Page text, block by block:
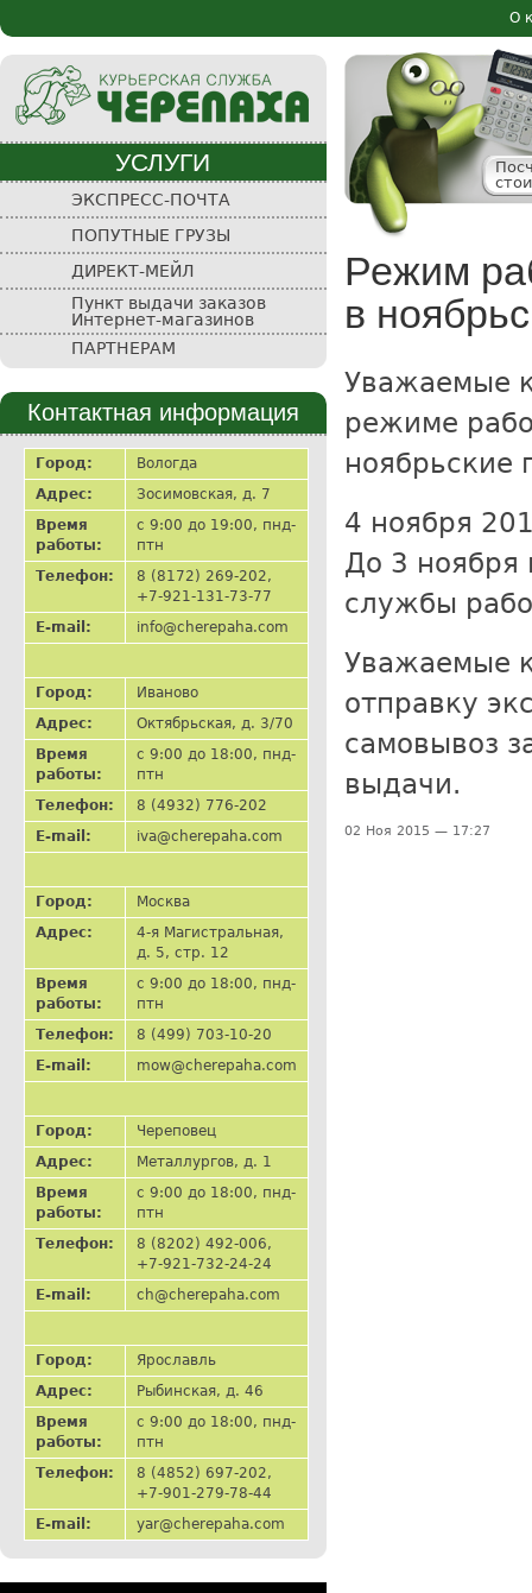
О
Курьерская
служба
"Черепаха"
УСЛУГИ
ЭКСПРЕСС-ПОЧТА
ПОПУТНЫЕ ГРУЗЫ
ДИРЕКТ-МЕЙЛ
Пункт выдачи заказов
Интернет-магазинов
ПАРТНЕРАМ
Контактная информация
Город:
Вологда
Адрес:
Зосимовская, д. 7
Время
работы:
с 9:00 до 19:00, пнд-
птн
Телефон:
8 (8172) 269-202,
+7-921-131-73-77
E-mail:
info@cherepaha.com
Город:
Иваново
Адрес:
Октябрьская, д. 3/70
Время
работы:
с 9:00 до 18:00, пнд-
птн
Телефон:
8 (4932) 776-202
E-mail:
iva@cherepaha.com
Город:
Москва
Адрес:
4-я Магистральная,
д. 5, стр. 12
Время
работы:
с 9:00 до 18:00, пнд-
птн
Телефон:
8 (499) 703-10-20
E-mail:
mow@cherepaha.com
Город:
Череповец
Адрес:
Металлургов, д. 1
Время
работы:
с 9:00 до 18:00, пнд-
птн
Телефон:
8 (8202) 492-006,
+7-921-732-24-24
E-mail:
ch@cherepaha.com
Город:
Ярославль
Адрес:
Рыбинская, д. 46
Время
работы:
с 9:00 до 18:00, пнд-
птн
Телефон:
8 (4852) 697-202,
+7-901-279-78-44
E-mail:
yar@cherepaha.com
Режим
в
Уважаемые
режиме
ноябрьские
4 ноября
До 3 ноября
службы
Уважаемые
отправку
самовывоз
выдачи.
02 Ноя 2015 — 17:27